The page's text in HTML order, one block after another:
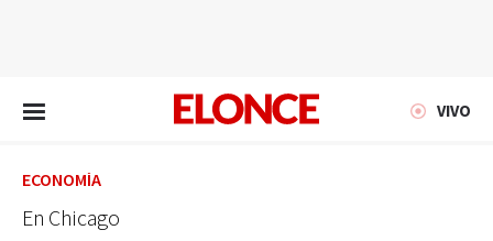
VIVO
ECONOMÍA
En Chicago